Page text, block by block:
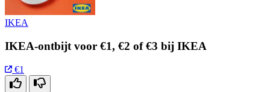
IKEA
IKEA-ontbijt voor €1, €2 of €3 bij IKEA
€1